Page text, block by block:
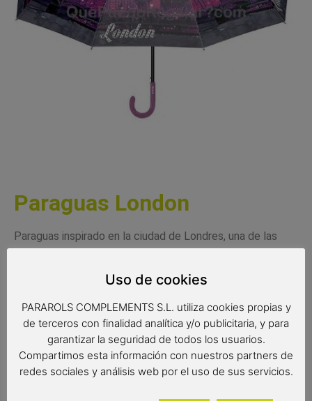
Paraguas London
Paraguas inspirado en la ciudad de Londres, una de las
ciudades más importantes del mundo.Pasea los dias de
Radio de tela: 61 cm.
Diámetro de tela: 103 cm.
Largo: 88 cm.
Uso de cookies
PARAROLS COMPLEMENTS S.L. utiliza cookies propias y
de terceros con finalidad analítica y/o publicitaria, y para
garantizar la seguridad de todos los usuarios.
Compartimos esta información con nuestros partners de
redes sociales y análisis web por el uso de sus servicios.